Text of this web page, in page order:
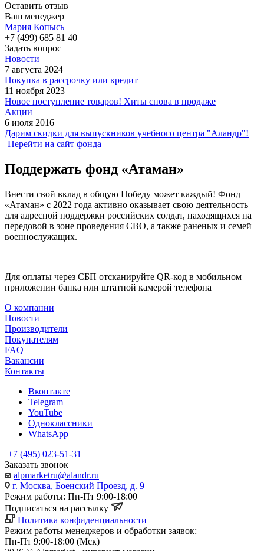
Оставить отзыв
Ваш менеджер
Мария Копысь
+7 (499) 685 81 40
Задать вопрос
Новости
7 августа 2024
Покупка в рассрочку или кредит
11 ноября 2023
Новое поступление товаров! Хиты снова в продаже
Акции
6 июля 2016
Дарим скидки для выпускников учебного центра "Аландр"!
Перейти на сайт фонда
Поддержать фонд «Атаман»
Внести свой вклад в общую Победу может каждый! Фонд
«Атаман» с 2022 года активно оказывает свою деятельность
для адресной поддержки российских солдат, находящихся на
передовой в зоне проведения СВО, а также раненых и семей
военнослужащих.
Для оплаты через СБП отсканируйте QR-код в мобильном
приложении банка или штатной камерой телефона
О компании
Новости
Производители
Покупателям
FAQ
Вакансии
Контакты
Вконтакте
Telegram
YouTube
Одноклассники
WhatsApp
+7 (495) 023-51-31
Заказать звонок
alpmarketru@alandr.ru
г. Москва, Боенский Проезд, д. 9
Режим работы: Пн-Пт 9:00-18:00
Подписаться на рассылку
Политика конфиденциальности
Режим работы менеджеров и обработки заявок:
Пн-Пт 9:00-18:00 (Мск)